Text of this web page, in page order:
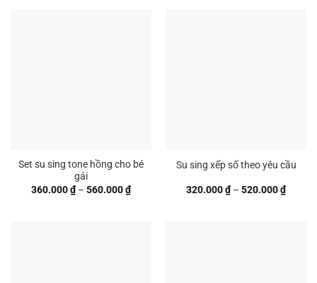
Set su sing tone hồng cho bé
gái
360.000₫ – 560.000₫Khoảng
giá:
Su sing xếp số theo yêu cầu
320.000₫ – 520.000₫
giá: